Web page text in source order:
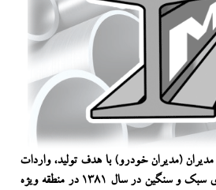
(مدیران خودرو) با هدف تولید، واردات
و صادرات انواع خودروهای سبك و سنگین در سال ۱۳۸۱ در منطقه ویژه